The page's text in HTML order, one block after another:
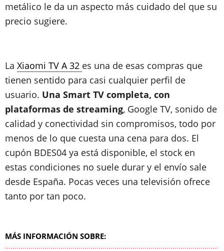
metálico le da un aspecto más cuidado del que su
precio sugiere.
La Xiaomi TV A 32 es una de esas compras que
tienen sentido para casi cualquier perfil de
usuario. Una Smart TV completa, con
plataformas de streaming, Google TV, sonido de
calidad y conectividad sin compromisos, todo por
menos de lo que cuesta una cena para dos. El
cupón BDES04 ya está disponible, el stock en
estas condiciones no suele durar y el envío sale
desde España. Pocas veces una televisión ofrece
tanto por tan poco.
MÁS INFORMACIÓN SOBRE: